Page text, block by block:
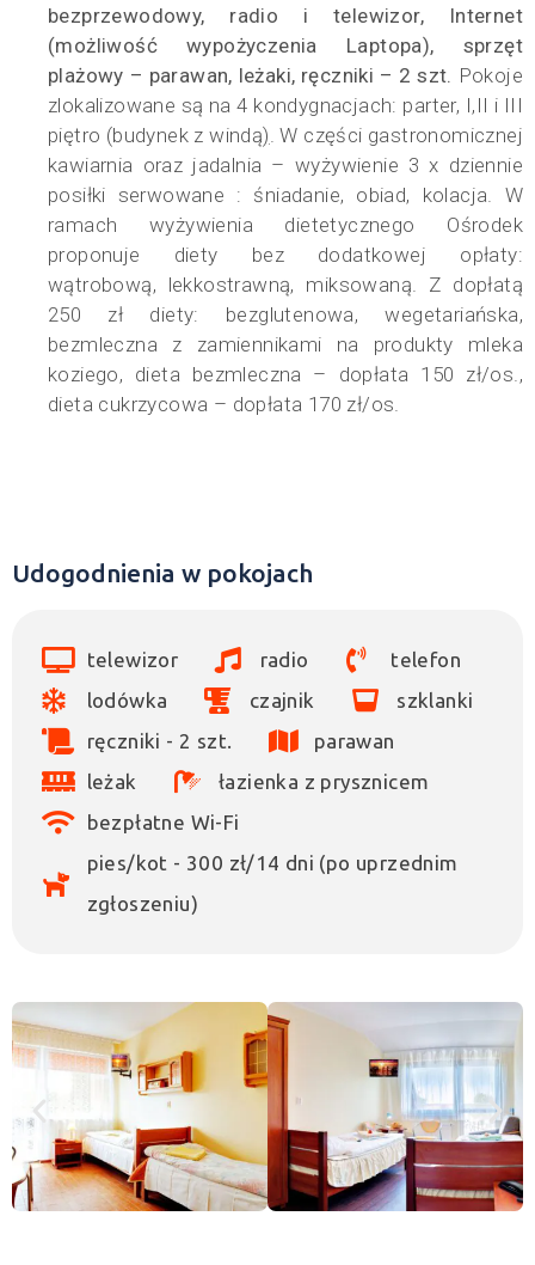
bezprzewodowy, radio i telewizor, Internet
(możliwość wypożyczenia Laptopa), sprzęt
plażowy – parawan, leżaki, ręczniki – 2 szt. Pokoje
zlokalizowane są na 4 kondygnacjach: parter, I,II i III
piętro (budynek z windą). W części gastronomicznej
kawiarnia oraz jadalnia – wyżywienie 3 x dziennie
posiłki serwowane : śniadanie, obiad, kolacja. W
ramach wyżywienia dietetycznego Ośrodek
proponuje diety bez dodatkowej opłaty:
wątrobową, lekkostrawną, miksowaną. Z dopłatą
250 zł diety: bezglutenowa, wegetariańska,
bezmleczna z zamiennikami na produkty mleka
koziego, dieta bezmleczna – dopłata 150 zł/os.,
dieta cukrzycowa – dopłata 170 zł/os.
Udogodnienia w pokojach
telewizor radio
telefon
lodówka
czajnik
szklanki
ręczniki - 2 szt.
parawan
leżak
łazienka z prysznicem
bezpłatne Wi-Fi
pies/kot - 300 zł/14 dni (po uprzednim
zgłoszeniu)